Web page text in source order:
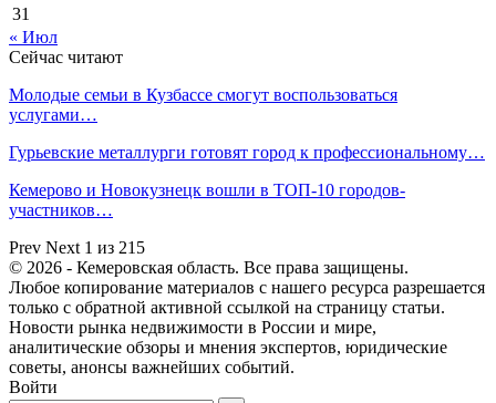
31
« Июл
Сейчас читают
Молодые семьи в Кузбассе смогут воспользоваться
услугами…
Гурьевские металлурги готовят город к профессиональному…
Кемерово и Новокузнецк вошли в ТОП-10 городов-
участников…
Prev Next 1 из 215
© 2026 - Кемеровская область. Все права защищены.
Любое копирование материалов с нашего ресурса разрешается
только с обратной активной ссылкой на страницу статьи.
Новости рынка недвижимости в России и мире,
аналитические обзоры и мнения экспертов, юридические
советы, анонсы важнейших событий.
Войти